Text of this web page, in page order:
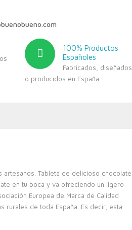
100% Productos
Españoles
Fabricados, diseñados
o producidos en España
Tableta de delicioso chocolate
en tu boca y va ofreciendo un ligero
Europea de Marca de Calidad
de toda España. Es decir, esta